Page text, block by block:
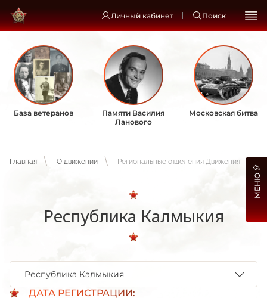
Личный кабинет Поиск
База ветеранов
Памяти Василия
Ланового
Московская битва
Главная О движении Региональные отделения Движения
Республика Калмыкия
ДАТА РЕГИСТРАЦИИ:
Республика Калмыкия
МЕНЮ